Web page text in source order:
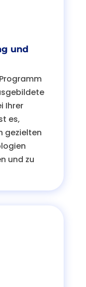
und
Ihrer
es,
gezielten
und zu